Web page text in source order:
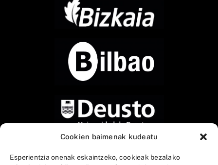
Cookien baimenak kudeatu
Esperientzia onenak eskaintzeko, cookieak bezalako